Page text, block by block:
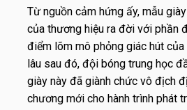
Từ nguồn cảm hứng ấy, mẫu
của thương hiệu ra đời với phần
điểm lõm mô phỏng giác hút
lâu sau đó, đội bóng trung học
giày này đã giành chức vô địch
chương mới cho hành trình phát